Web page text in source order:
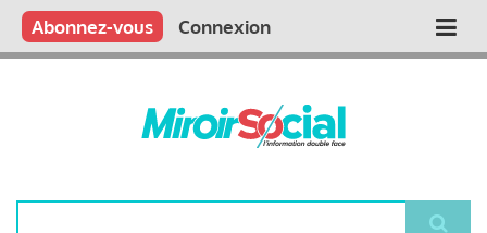
Aller
contenu
Main
Qui sommes nous ?
Vous publiez
Nous publions
Contactez-nous
Abonnez-vous Connexion